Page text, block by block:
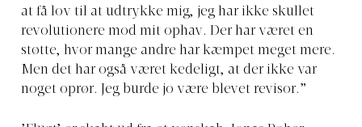
at få lov til at udtrykke mig, jeg har ikke skullet
revolutionere mod mit ophav. Der har været en
støtte, hvor mange andre har kæmpet meget mere.
Men det har også været kedeligt, at der ikke var
noget oprør. Jeg burde jo være blevet revisor.”